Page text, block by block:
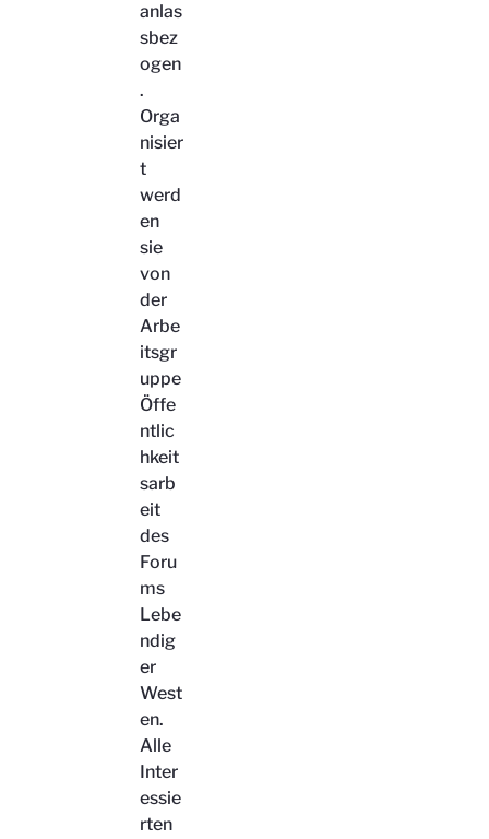
anlas
sbez
ogen
.
Orga
nisier
t
werd
en
sie
von
der
Arbe
itsgr
uppe
Öffe
ntlic
hkeit
sarb
eit
des
Foru
ms
Lebe
ndig
er
West
en.
Alle
Inter
essie
rten